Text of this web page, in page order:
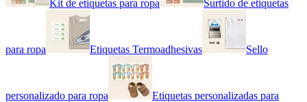
Kit de etiquetas para ropa Surtido de etiquetas
para ropa Etiquetas Termoadhesivas Sello
personalizado para ropa Etiquetas personalizadas para